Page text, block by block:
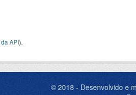
API).
© 2018 - Desenvolvido e